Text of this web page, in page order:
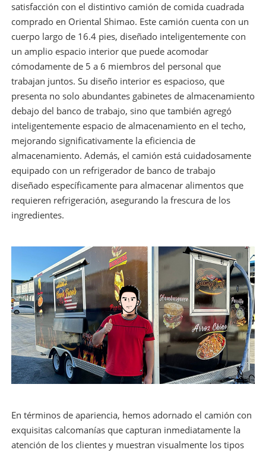
satisfacción con el distintivo camión de comida cuadrada
comprado en Oriental Shimao. Este camión cuenta con un
cuerpo largo de 16.4 pies, diseñado inteligentemente con
un amplio espacio interior que puede acomodar
cómodamente de 5 a 6 miembros del personal que
trabajan juntos. Su diseño interior es espacioso, que
presenta no solo abundantes gabinetes de almacenamiento
debajo del banco de trabajo, sino que también agregó
inteligentemente espacio de almacenamiento en el techo,
mejorando significativamente la eficiencia de
almacenamiento. Además, el camión está cuidadosamente
equipado con un refrigerador de banco de trabajo
diseñado específicamente para almacenar alimentos que
requieren refrigeración, asegurando la frescura de los
ingredientes.
En términos de apariencia, hemos adornado el camión con
exquisitas calcomanías que capturan inmediatamente la
atención de los clientes y muestran visualmente los tipos